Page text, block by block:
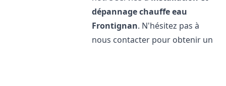
dépannage chauffe eau
Frontignan. N'hésitez pas à
nous contacter pour obtenir un